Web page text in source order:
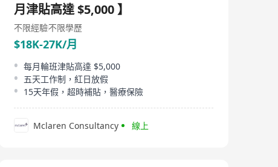
月津貼高達 $5,000 】
不限經驗不限學歷
$18K-27K/月
每月輪班津貼高達 $5,000
五天工作制，紅日放假
15天年假，超時補貼，醫療保險
Mclaren Consultancy 線上